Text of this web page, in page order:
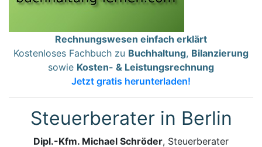
Rechnungswesen einfach erklärt
Kostenloses Fachbuch zu Buchhaltung, Bilanzierung
sowie Kosten- & Leistungsrechnung
Jetzt gratis herunterladen!
Steuerberater in Berlin
Dipl.-Kfm. Michael Schröder, Steuerberater